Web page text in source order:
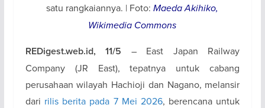
satu rangkaiannya. | Foto:Maeda Akihiko,
Wikimedia Commons
REDigest.web.id, 11/5
– East Japan Railway
Company (JR East), tepatnya untuk cabang
perusahaan wilayah Hachioji dan Nagano, melansir
dari rilis berita pada 7 Mei 2026, berencana untuk